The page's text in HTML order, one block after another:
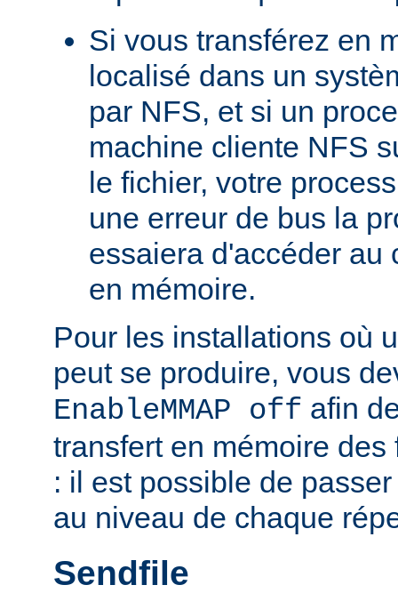
Si vous transférez en
localisé dans un
par NFS, et si un
machine cliente NFS
le fichier, votre
une erreur de bus la
essaiera d'accéder au
en mémoire.
Pour les installations où
peut se produire, vous
EnableMMAP off afin
transfert en mémoire
: il est possible de
au niveau de chaque
Sendfile